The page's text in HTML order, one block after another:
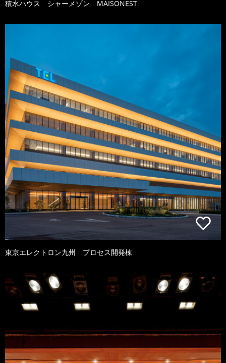
積水ハウス シャーメゾン MAISONEST
東京エレクトロン九州 プロセス開発棟